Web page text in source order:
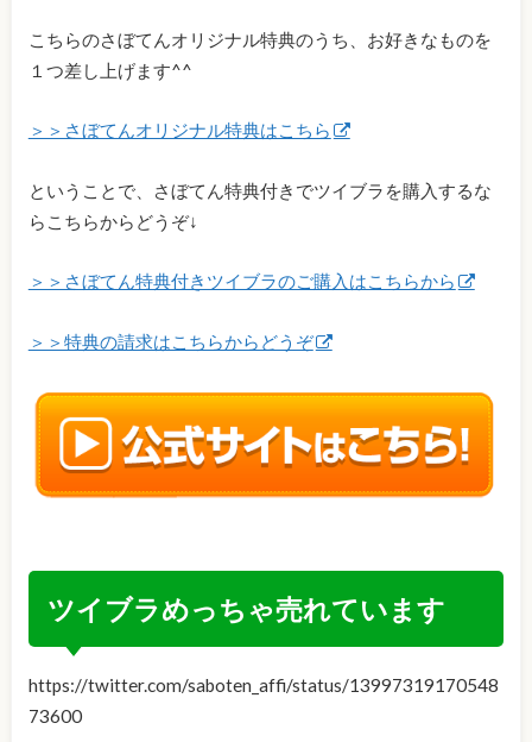
こちらのさぼてんオリジナル特典のうち、お好きなものを
１つ差し上げます^^
＞＞さぼてんオリジナル特典はこちら
ということで、さぼてん特典付きでツイブラを購入するな
らこちらからどうぞ↓
＞＞さぼてん特典付きツイブラのご購入はこちらから
＞＞特典の請求はこちらからどうぞ
ツイブラめっちゃ売れています
https://twitter.com/saboten_affi/status/13997319170548
73600